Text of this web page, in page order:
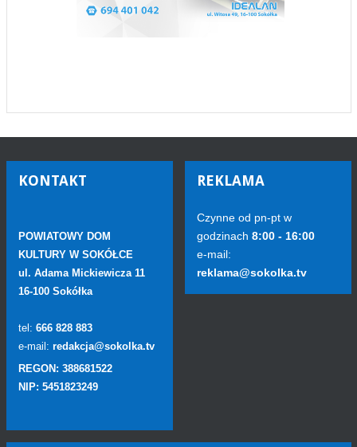
KONTAKT
POWIATOWY DOM
KULTURY W SOKÓŁCE
ul. Adama Mickiewicza 11
16-100 Sokółka
tel: 666 828 883
e-mail: redakcja@sokolka.tv
REGON: 388681522
NIP: 5451823249
REKLAMA
Czynne od pn-pt w
godzinach 8:00 - 16:00
e-mail:
reklama@sokolka.tv